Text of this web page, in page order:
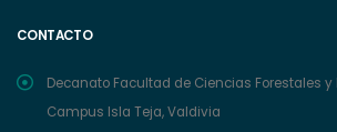
CONTACTO
Decanato Facultad de Ciencias Forestales y
Campus Isla Teja, Valdivia